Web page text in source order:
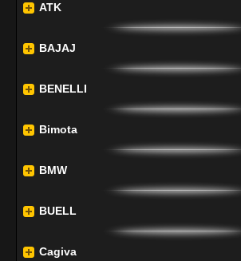
ATK
BAJAJ
BENELLI
Bimota
BMW
BUELL
Cagiva